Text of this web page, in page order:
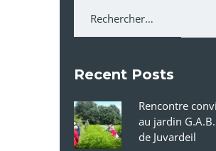
Recent Posts
Rencontre
au jardin
de Juvardeil